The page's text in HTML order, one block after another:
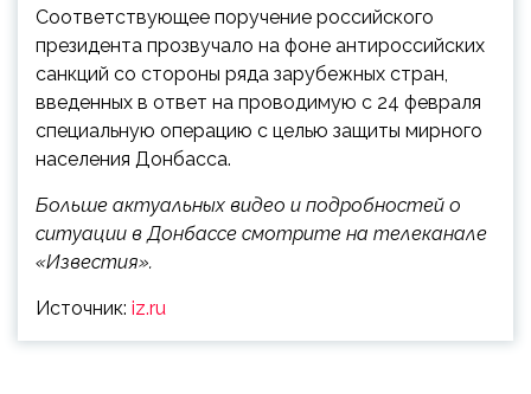
Соответствующее поручение российского
президента прозвучало на фоне антироссийских
санкций со стороны ряда зарубежных стран,
введенных в ответ на проводимую с 24 февраля
специальную операцию с целью защиты мирного
населения Донбасса.
Больше актуальных видео и подробностей о
ситуации в Донбассе смотрите на телеканале
«Известия».
Источник: iz.ru